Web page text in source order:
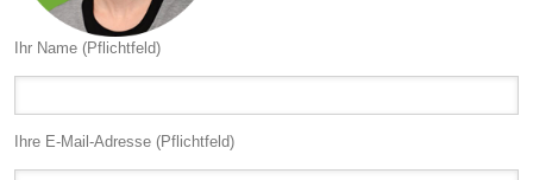
Ihr Name (Pflichtfeld)
Ihre E-Mail-Adresse (Pflichtfeld)